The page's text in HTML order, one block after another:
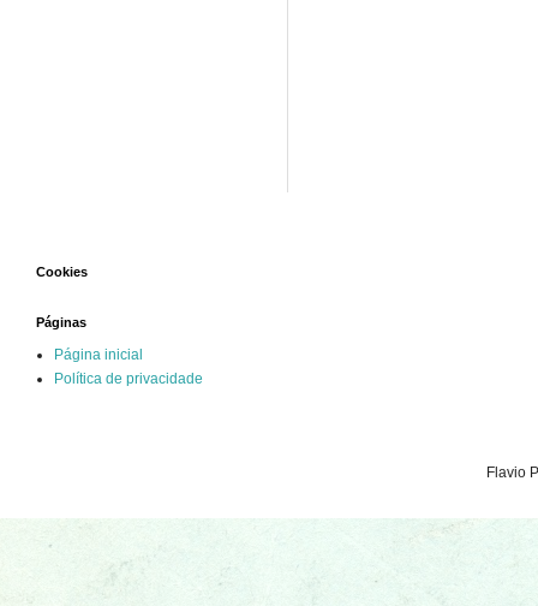
Cookies
Páginas
Página inicial
Política de privacidade
Flavio